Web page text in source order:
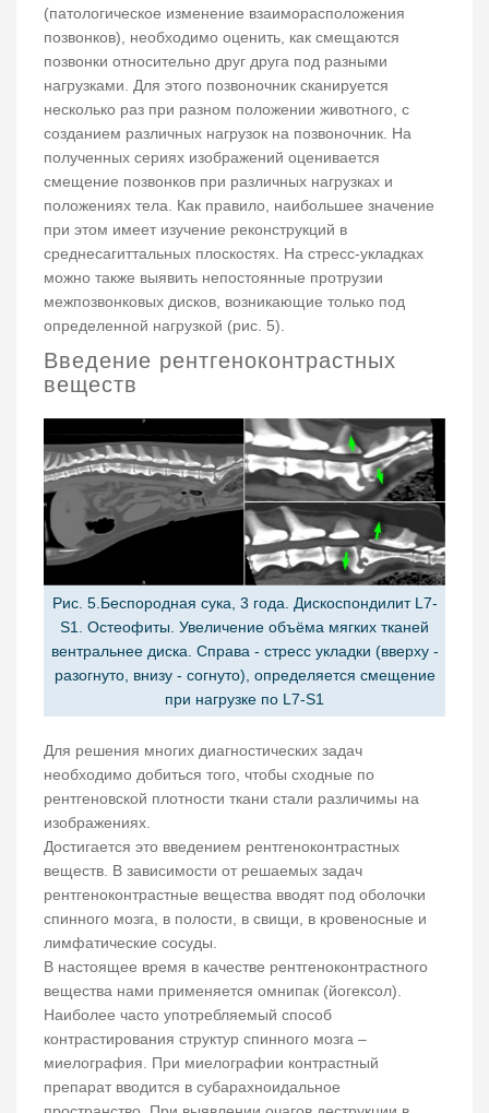
(патологическое изменение взаиморасположения
позвонков), необходимо оценить, как смещаются
позвонки относительно друг друга под разными
нагрузками. Для этого позвоночник сканируется
несколько раз при разном положении животного, с
созданием различных нагрузок на позвоночник. На
полученных сериях изображений оценивается
смещение позвонков при различных нагрузках и
положениях тела. Как правило, наибольшее значение
при этом имеет изучение реконструкций в
среднесагиттальных плоскостях. На стресс-укладках
можно также выявить непостоянные протрузии
межпозвонковых дисков, возникающие только под
определенной нагрузкой (рис. 5).
Введение рентгеноконтрастных
веществ
Рис. 5.Беспородная сука, 3 года. Дискоспондилит L7-
S1. Остеофиты. Увеличение объёма мягких тканей
вентральнее диска. Справа - стресс укладки (вверху -
разогнуто, внизу - согнуто), определяется смещение
при нагрузке по L7-S1
Для решения многих диагностических задач
необходимо добиться того, чтобы сходные по
рентгеновской плотности ткани стали различимы на
изображениях.
Достигается это введением рентгеноконтрастных
веществ. В зависимости от решаемых задач
рентгеноконтрастные вещества вводят под оболочки
спинного мозга, в полости, в свищи, в кровеносные и
лимфатические сосуды.
В настоящее время в качестве рентгеноконтрастного
вещества нами применяется омнипак (йогексол).
Наиболее часто употребляемый способ
контрастирования структур спинного мозга –
миелография. При миелографии контрастный
препарат вводится в субарахноидальное